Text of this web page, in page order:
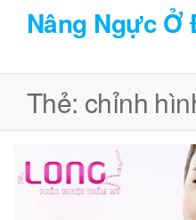
Chuyển
dung
Nâng Ngực Ở
Thẻ: chỉnh